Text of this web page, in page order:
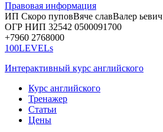
Правовая информация
ИП Скоро пуповВяче славВалер ьевич
ОГР НИП 32542 0500091700
+7960 2768000
100LEVELs
Интерактивный курс английского
Курс английского
Тренажер
Статьи
Цены